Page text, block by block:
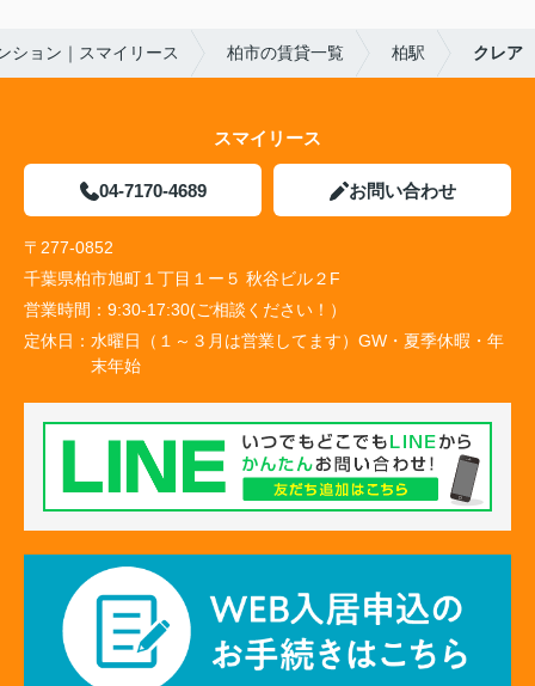
ション｜スマイリース 柏市の賃貸一覧 柏駅 クレア
スマイリース
04-7170-4689 お問い合わせ
〒277-0852
千葉県柏市旭町１丁目１ー５ 秋谷ビル２F
営業時間： 9:30-17:30(ご相談ください！）
定休日： 水曜日（１～３月は営業してます）GW・夏季休暇・年
末年始